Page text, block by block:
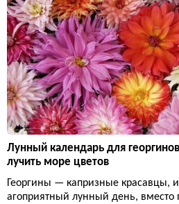
Лунный календарь для
лучить море цветов
Георгины — капризные красавцы,
агоприятный лунный день, вместо